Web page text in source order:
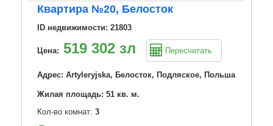
Квартира №20, Белосток
ID недвижимости: 21803
Цена: 519 302 зл Пересчитать
Адрес: Artyleryjska, Белосток, Подляское, Польша
Жилая площадь: 51 кв. м.
Кол-во комнат: 3